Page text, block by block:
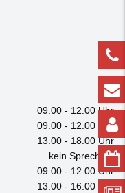
09.00 - 12.00 Uhr
09.00 - 12.00 Uhr
13.00 - 18.00 Uhr
kein Sprechtag
09.00 - 12.00 Uhr
13.00 - 16.00 Uhr